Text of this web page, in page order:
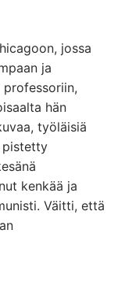
jossa
ja
hän
työläisiä
pistetty
kenkää ja
Väitti, että